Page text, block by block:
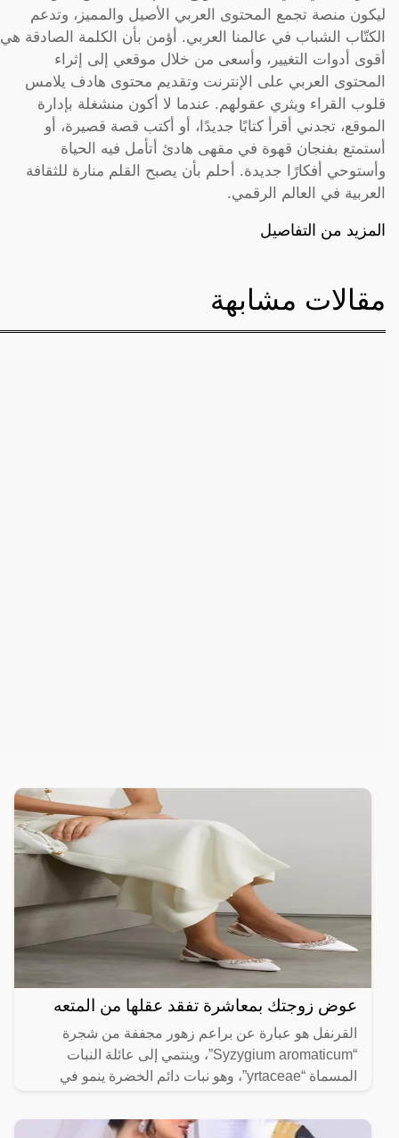
ليكون منصة تجمع المحتوى العربي الأصيل والمميز، وتدعم
الكتّاب الشباب في عالمنا العربي. أؤمن بأن الكلمة الصادقة هي
أقوى أدوات التغيير، وأسعى من خلال موقعي إلى إثراء
المحتوى العربي على الإنترنت وتقديم محتوى هادف يلامس
قلوب القراء ويثري عقولهم. عندما لا أكون منشغلة بإدارة
الموقع، تجدني أقرأ كتابًا جديدًا، أو أكتب قصة قصيرة، أو
أستمتع بفنجان قهوة في مقهى هادئ أتأمل فيه الحياة
وأستوحي أفكارًا جديدة. أحلم بأن يصبح القلم منارة للثقافة
العربية في العالم الرقمي.
المزيد من التفاصيل
مقالات مشابهة
عوض زوجتك بمعاشرة تفقد عقلها من المتعه
القرنفل هو عبارة عن براعم زهور مجففة من شجرة
“Syzygium aromaticum”، وينتمي إلى عائلة النبات
المسماة “yrtaceae”، وهو نبات دائم الخضرة ينمو في